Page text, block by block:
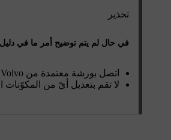
تحذير
في حال لم يتم توضيح أمر ما في
اتصل بورشة معتمدة من Volvo لتنفيذ أعمال الإصلاح أو الخدمة المطلوبة التي لم يتم توضيحها بالقدر الكافي في دليل المستخدم.
لا تقم بتعديل أيّ من المكوّنات